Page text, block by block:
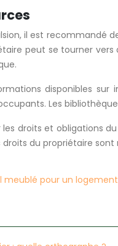
il est recommandé
peut se tourner
disponibles
Les
droits et obligations
du propriétaire sont
meublé pour un